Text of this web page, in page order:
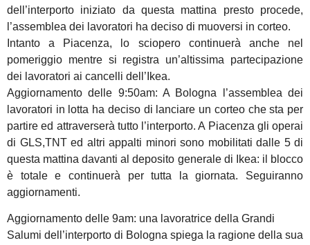
dell’interporto iniziato da questa mattina presto procede,
l’assemblea dei lavoratori ha deciso di muoversi in corteo.
Intanto a Piacenza, lo sciopero continuerà anche nel
pomeriggio mentre si registra un’altissima partecipazione
dei lavoratori ai cancelli dell’Ikea.
Aggiornamento delle 9:50am: A Bologna l’assemblea dei
lavoratori in lotta ha deciso di lanciare un corteo che sta per
partire ed attraverserà tutto l’interporto. A Piacenza gli operai
di GLS,TNT ed altri appalti minori sono mobilitati dalle 5 di
questa mattina davanti al deposito generale di Ikea: il blocco
è totale e continuerà per tutta la giornata. Seguiranno
aggiornamenti.
Aggiornamento delle 9am: una lavoratrice della Grandi
Salumi dell’interporto di Bologna spiega la ragione della sua